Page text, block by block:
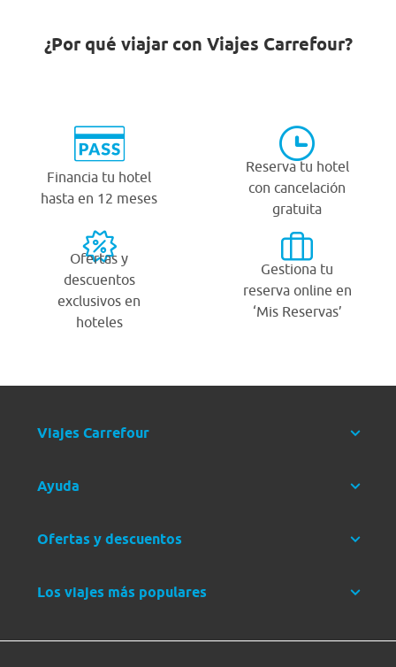
¿Por qué viajar con Viajes Carrefour?
Financia tu hotel
hasta en 12 meses
Reserva tu hotel
con cancelación
gratuita
Ofertas y
descuentos
exclusivos en
hoteles
Gestiona tu
reserva online en
‘Mis Reservas’
Viajes Carrefour
Ayuda
Ofertas y descuentos
Los viajes más populares